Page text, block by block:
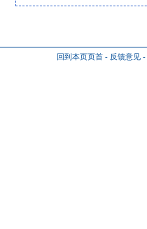
回到本页页首 - 反馈意见 -